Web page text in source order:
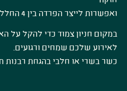
ואפשרות לייצר הפרדה בין 4 החללים.
במקום חניון צמוד כדי להקל על
לאירוע שלכם שמחים ורגועים.
כשר בשרי או חלבי בהגחת רבנות